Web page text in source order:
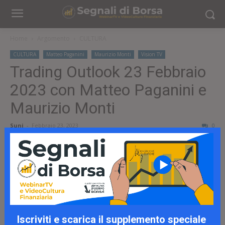
CULTURA Matteo Paganini Maurizio Monti Vision TV
Trading Outlook 23 Febbraio
2023 con Matteo Paganini e
Maurizio Monti
Suni - Febbraio 23, 2023 0
Iscriviti e scarica il supplemento speciale